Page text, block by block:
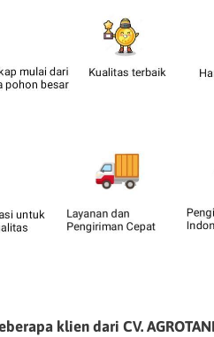
klien dari CV. AGROTANI